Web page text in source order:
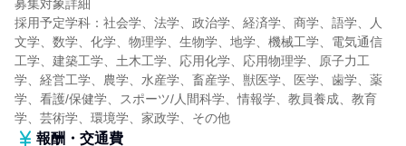
募集対象詳細
採用予定学科：社会学、法学、政治学、経済学、商学、語学、人
文学、数学、化学、物理学、生物学、地学、機械工学、電気通信
工学、建築工学、土木工学、応用化学、応用物理学、原子力工
学、経営工学、農学、水産学、畜産学、獣医学、医学、歯学、薬
学、看護/保健学、スポーツ/人間科学、情報学、教員養成、教育
学、芸術学、環境学、家政学、その他
報酬・交通費